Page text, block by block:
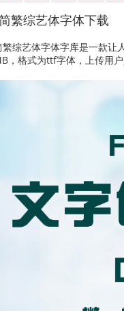
繁综艺体字体下载
繁综艺体字体字库是一款让
，格式为ttf字体，上传用